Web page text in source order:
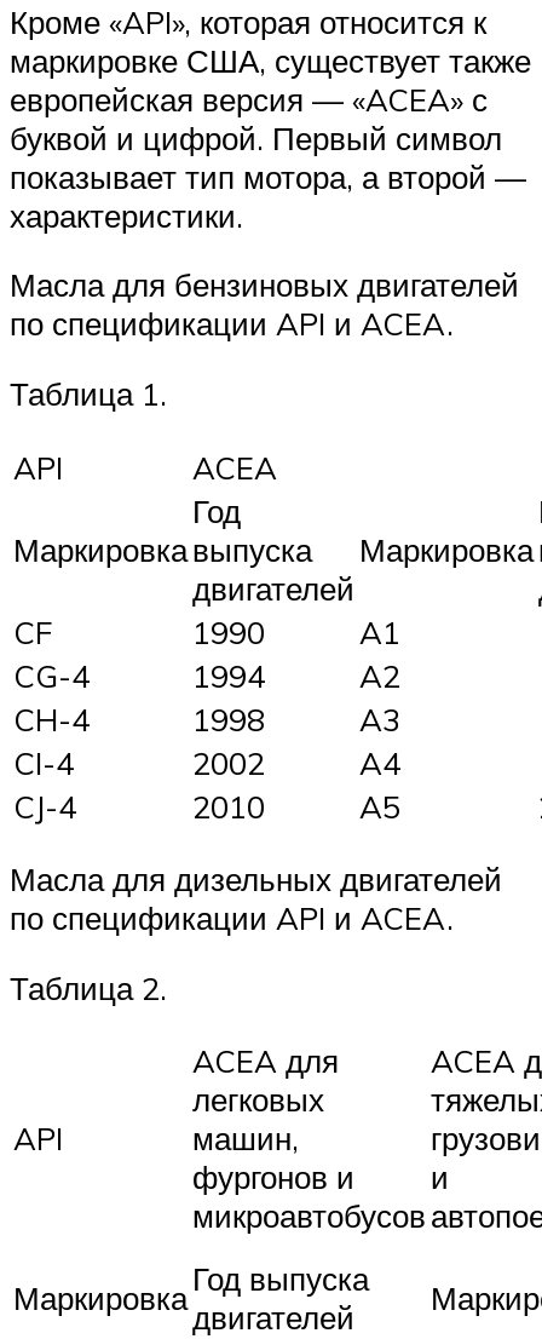
Кроме «API», которая относится к
маркировке США, существует также
европейская версия — «ACEA» с
буквой и цифрой. Первый символ
показывает тип мотора, а второй —
характеристики.
Масла для бензиновых двигателей
по спецификации API и ACEA.
Таблица 1.
API
ACEA
Маркировка
Год
выпуска
двигателей
Маркировка
CF
1990 A1
CG-4
1994 A2
CH-4
1998 A3
CI-4
2002 A4
CJ-4
2010 A5
Масла для дизельных двигателей
по спецификации API и ACEA.
Таблица 2.
API
ACEA для
легковых
машин,
фургонов и
микроавтобусов
ACEA
и
МаркировкаГод выпуска
двигателей